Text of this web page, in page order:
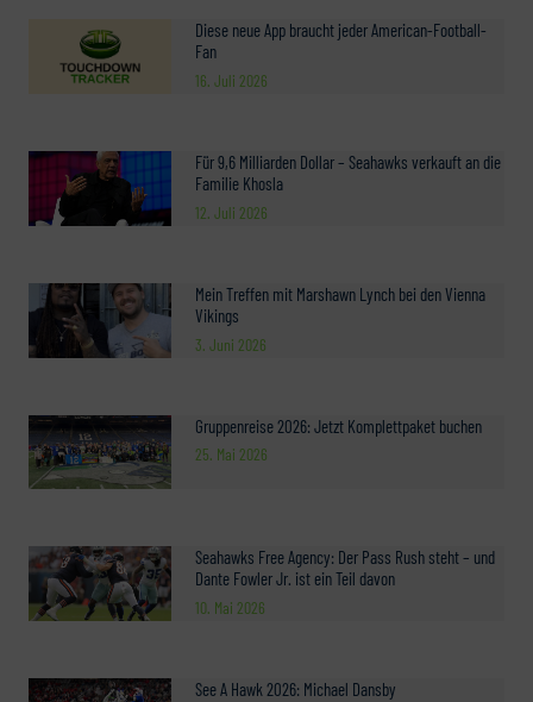
Diese neue App braucht jeder American-Football-
Fan
16. Juli 2026
Für 9,6 Milliarden Dollar – Seahawks verkauft an die
Familie Khosla
12. Juli 2026
Mein Treffen mit Marshawn Lynch bei den Vienna
Vikings
3. Juni 2026
Gruppenreise 2026: Jetzt Komplettpaket buchen
25. Mai 2026
Seahawks Free Agency: Der Pass Rush steht – und
Dante Fowler Jr. ist ein Teil davon
10. Mai 2026
See A Hawk 2026: Michael Dansby